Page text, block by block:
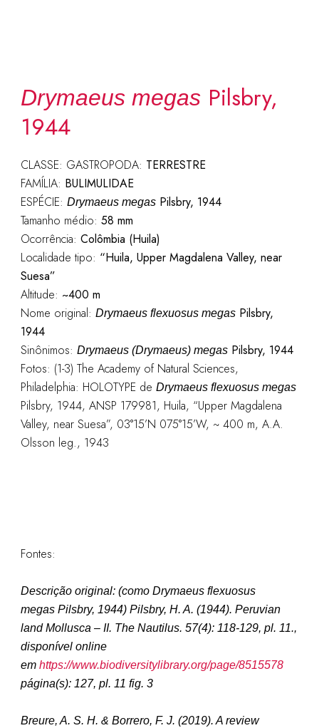
Drymaeus megasPilsbry,
1944
CLASSE: GASTROPODA: TERRESTRE
FAMÍLIA: BULIMULIDAE
ESPÉCIE: Drymaeus megasPilsbry, 1944
Tamanho médio: 58 mm
Ocorrência: Colômbia (Huila)
Localidade tipo: “Huila, Upper Magdalena Valley, near
Suesa”
Altitude: ~400 m
Nome original: Drymaeus flexuosus megasPilsbry,
1944
Sinônimos: Drymaeus (Drymaeus) megasPilsbry, 1944
Fotos: (1-3) The Academy of Natural Sciences,
Philadelphia: HOLOTYPE de Drymaeus flexuosus megas
Pilsbry, 1944, ANSP 179981, Huila, “Upper Magdalena
Valley, near Suesa”, 03°15’N 075°15’W, ~ 400 m, A.A.
Olsson leg., 1943
Fontes:
Descrição original: (como Drymaeus flexuosus
megas Pilsbry, 1944)Pilsbry, H. A. (1944). Peruvian
land Mollusca – II. The Nautilus. 57(4): 118-129, pl. 11.,
disponível online
em https://www.biodiversitylibrary.org/page/8515578
página(s): 127, pl. 11 fig. 3
Breure, A. S. H. & Borrero, F. J. (2019). A review